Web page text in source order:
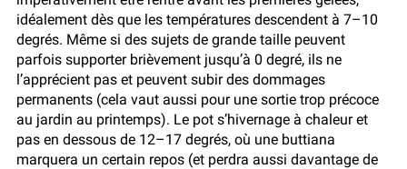
idéalement dès que les températures descendent à 7–10
degrés. Même si des sujets de grande taille peuvent
parfois supporter brièvement jusqu’à 0 degré, ils ne
l’apprécient pas et peuvent subir des dommages
permanents (cela vaut aussi pour une sortie trop précoce
au jardin au printemps). Le pot s’hivernage à chaleur et
pas en dessous de 12–17 degrés, où une buttiana
marquera un certain repos (et perdra aussi davantage de